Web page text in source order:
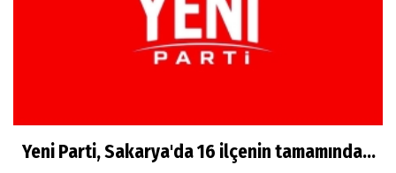
Yeni Parti, Sakarya'da 16 ilçenin tamamında...